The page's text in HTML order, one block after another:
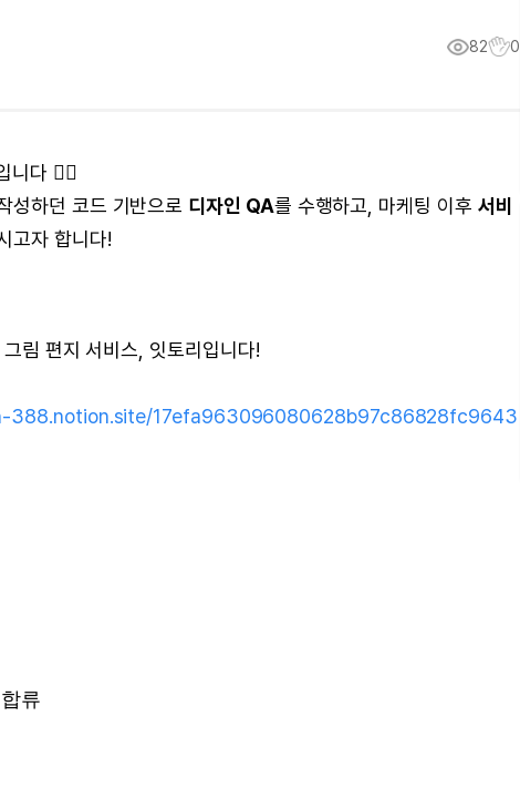
82 0
니다 🙇‍♂
성하던 코드 기반으로 디자인 QA를 수행하고, 마케팅 이후 서비
고자 합니다!
림 편지 서비스, 잇토리입니다!
388.notion.site/17efa963096080628b97c86828fc9643
류